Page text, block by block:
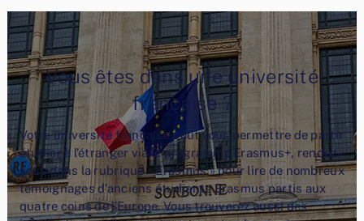
Vous êtes dans une université
française ?
Votre université française peut vous permettre de partir
étudier à l’étranger via le programme Erasmus+, rendez-
vous dans la rubrique « Erasmus » pour lire de nombreux
témoignages d’anciens étudiants Erasmus partis aux
quatre coins de l’Europe. Vous trouverez aussi des